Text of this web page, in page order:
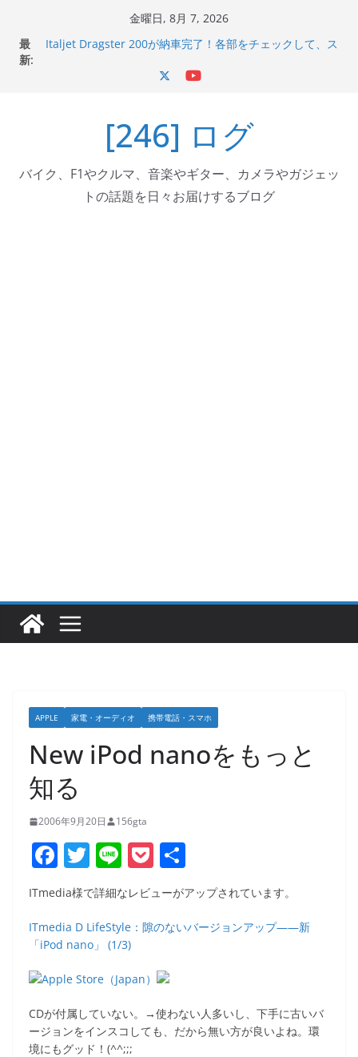
金曜日, 8月 7, 2026
最
新:
Italjet Dragster 200のフロントISSサスの動きが判ったら
コーナリングが楽しくなった
マホホルダー付けて、ガラスコーティング行って来た
岩手県奥州市へのふるさと納税で KGR HARMONY 南部鉄
器エフェクターが返礼品でもらえる！
[246] ログ
バイク、F1やクルマ、音楽やギター、カメラやガジェッ
トの話題を日々お届けするブログ
APPLE 家電・オーディオ 携帯電話・スマホ
New iPod nanoをもっと
知る
2006年9月20日 156gta
F
a
c
e
b
o
o
k
T
w
itt
er
Li
n
e
P
ck
et
有
ITmedia様で詳細なレビューがアップされています。
ITmedia D LifeStyle：隙のないバージョンアップ――新
「iPod nano」 (1/3)
CDが付属していない。→使わない人多いし、下手に古いバ
ージョンをインスコしても、だから無い方が良いよね。環
境にもグッド！(^^;;;